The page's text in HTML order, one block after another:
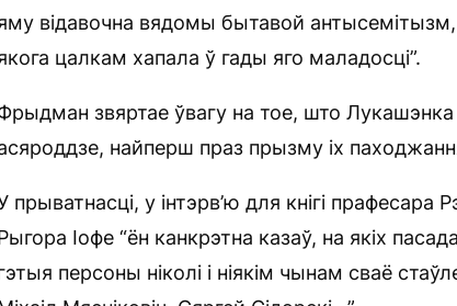
відавочна вядомы бытавой антысемітызм,
цалкам хапала ў гады яго маладосці”.
звяртае ўвагу на тое, што
найперш праз прызму іх
прыватнасці, у інтэрв’ю для кнігі прафесара
Іофе “ён канкрэтна казаў, на якіх
персоны ніколі і ніякім чынам сваё